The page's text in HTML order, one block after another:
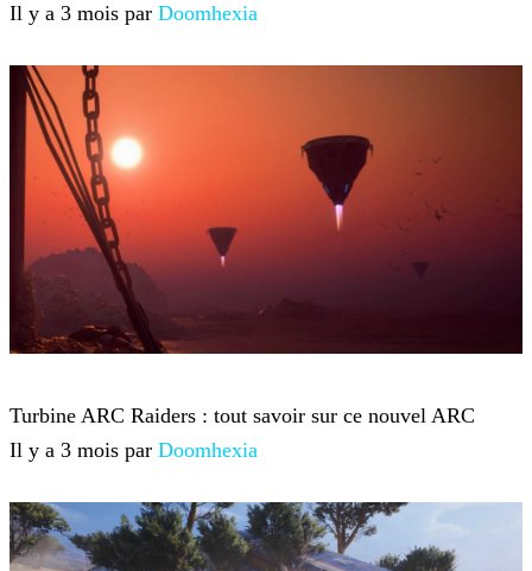
Il y a 3 mois par Doomhexia
Turbine ARC Raiders : tout savoir sur ce nouvel ARC
Il y a 3 mois par Doomhexia